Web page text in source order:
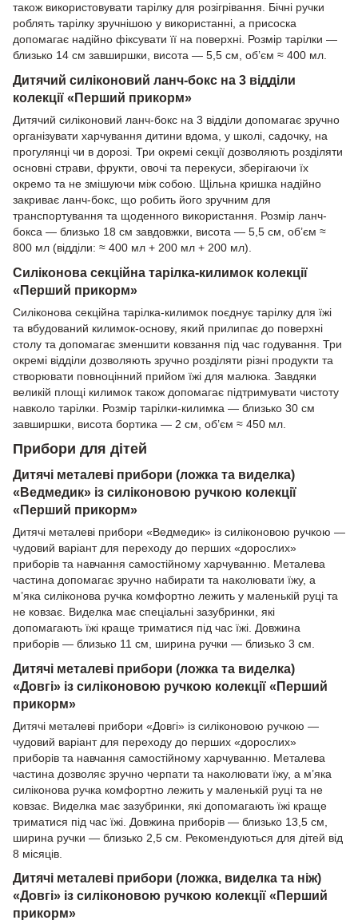
також використовувати тарілку для розігрівання. Бічні ручки
роблять тарілку зручнішою у використанні, а присоска
допомагає надійно фіксувати її на поверхні. Розмір тарілки —
близько 14 см завширшки, висота — 5,5 см, об’єм ≈ 400 мл.
Дитячий силіконовий ланч-бокс на 3 відділи
колекції «Перший прикорм»
Дитячий силіконовий ланч-бокс на 3 відділи допомагає зручно
організувати харчування дитини вдома, у школі, садочку, на
прогулянці чи в дорозі. Три окремі секції дозволяють розділяти
основні страви, фрукти, овочі та перекуси, зберігаючи їх
окремо та не змішуючи між собою. Щільна кришка надійно
закриває ланч-бокс, що робить його зручним для
транспортування та щоденного використання. Розмір ланч-
бокса — близько 18 см завдовжки, висота — 5,5 см, об’єм ≈
800 мл (відділи: ≈ 400 мл + 200 мл + 200 мл).
Силіконова секційна тарілка-килимок колекції
«Перший прикорм»
Силіконова секційна тарілка-килимок поєднує тарілку для їжі
та вбудований килимок-основу, який прилипає до поверхні
столу та допомагає зменшити ковзання під час годування. Три
окремі відділи дозволяють зручно розділяти різні продукти та
створювати повноцінний прийом їжі для малюка. Завдяки
великій площі килимок також допомагає підтримувати чистоту
навколо тарілки. Розмір тарілки-килимка — близько 30 см
завширшки, висота бортика — 2 см, об’єм ≈ 450 мл.
Прибори для дітей
Дитячі металеві прибори (ложка та виделка)
«Ведмедик» із силіконовою ручкою колекції
«Перший прикорм»
Дитячі металеві прибори «Ведмедик» із силіконовою ручкою —
чудовий варіант для переходу до перших «дорослих»
приборів та навчання самостійному харчуванню. Металева
частина допомагає зручно набирати та наколювати їжу, а
м’яка силіконова ручка комфортно лежить у маленькій руці та
не ковзає. Виделка має спеціальні зазубринки, які
допомагають їжі краще триматися під час їжі. Довжина
приборів — близько 11 см, ширина ручки — близько 3 см.
Дитячі металеві прибори (ложка та виделка)
«Довгі» із силіконовою ручкою колекції «Перший
прикорм»
Дитячі металеві прибори «Довгі» із силіконовою ручкою —
чудовий варіант для переходу до перших «дорослих»
приборів та навчання самостійному харчуванню. Металева
частина дозволяє зручно черпати та наколювати їжу, а м’яка
силіконова ручка комфортно лежить у маленькій руці та не
ковзає. Виделка має зазубринки, які допомагають їжі краще
триматися під час їжі. Довжина приборів — близько 13,5 см,
ширина ручки — близько 2,5 см. Рекомендуються для дітей від
8 місяців.
Дитячі металеві прибори (ложка, виделка та ніж)
«Довгі» із силіконовою ручкою колекції «Перший
прикорм»